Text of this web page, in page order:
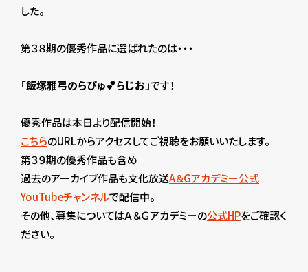
した。
第３８期の優秀作品に選ばれたのは・・・
「飯塚雅弓のらびゅ💕らじお」です！
優秀作品は本日より配信開始！
こちらのURLからアクセスしてご視聴をお願いいたします。
第３９期の優秀作品も含め
過去のアーカイブ作品も文化放送A＆Gアカデミー公式
YouTubeチャンネルで配信中。
その他、募集についてはＡ＆Ｇアカデミーの公式HPをご確認く
ださい。